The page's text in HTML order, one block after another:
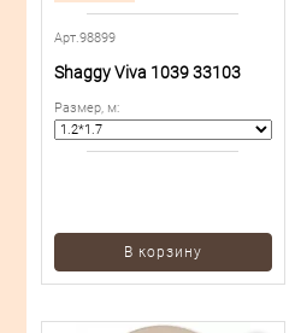
Арт.98899
Shaggy Viva 1039 33103
Размер, м:
В корзину